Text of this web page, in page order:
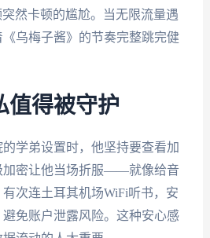
然卡顿的尴尬。当无限流量遇
乌梅子酱》的节奏完整跳完健
值得被守护
学弟设置时，他坚持要查看加
加密让他当场折服——就像给音
次连土耳其机场WiFi听书，安
免账户泄露风险。这种安心感